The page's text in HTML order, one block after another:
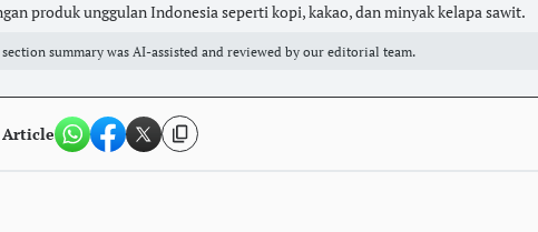
produk unggulan Indonesia seperti kopi, kakao, dan minyak kelapa sawit.
summary was AI-assisted and reviewed by our editorial team.
Article